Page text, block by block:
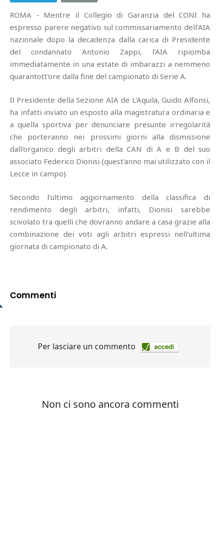
ROMA - Mentre il Collegio di Garanzia del CONI ha
espresso parere negativo sul commissariamento dell'AIA
nazionale dopo la decadenza dalla carica di Presidente
del condannato Antonio Zappi, l'AIA ripiomba
immediatamente in una estate di imbarazzi a nemmeno
quarantott'ore dalla fine del campionato di Serie A.
Il Presidente della Sezione AIA de L'Aquila, Guido Alfonsi,
ha infatti inviato un esposto alla magistratura ordinaria e
a quella sportiva per denunciare presunte irregolarità
che porteranno nei prossimi giorni alla dismissione
dall'organico degli arbitri della CAN di A e B del suo
associato Federico Dionisi (quest'anno mai utilizzato con il
Lecce in campo).
Secondo l'ultimo aggiornamento della classifica di
rendimento degli arbitri, infatti, Dionisi sarebbe
scivolato tra quelli che dovranno andare a casa grazie alla
combinazione dei voti agli arbitri espressi nell'ultima
giornata di campionato di A.
Commenti